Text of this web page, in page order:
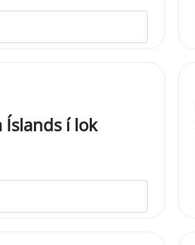
Íslands í lok